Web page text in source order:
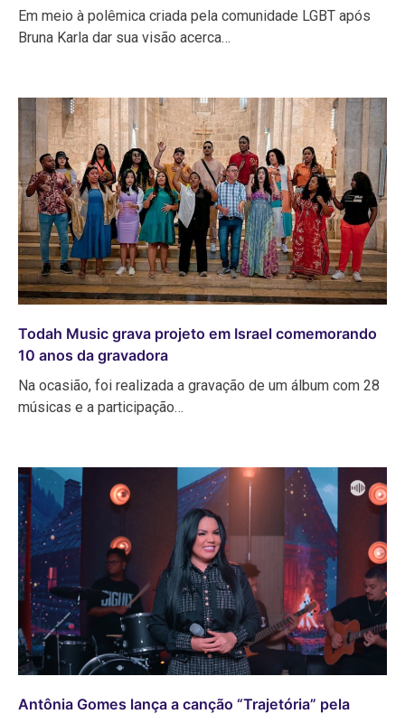
Em meio à polêmica criada pela comunidade LGBT após
Bruna Karla dar sua visão acerca…
Todah Music grava projeto em Israel comemorando
10 anos da gravadora
Na ocasião, foi realizada a gravação de um álbum com 28
músicas e a participação…
Antônia Gomes lança a canção “Trajetória” pela